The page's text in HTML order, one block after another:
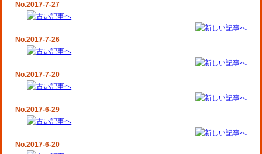
No.2017-7-27
No.2017-7-26
No.2017-7-20
No.2017-6-29
No.2017-6-20